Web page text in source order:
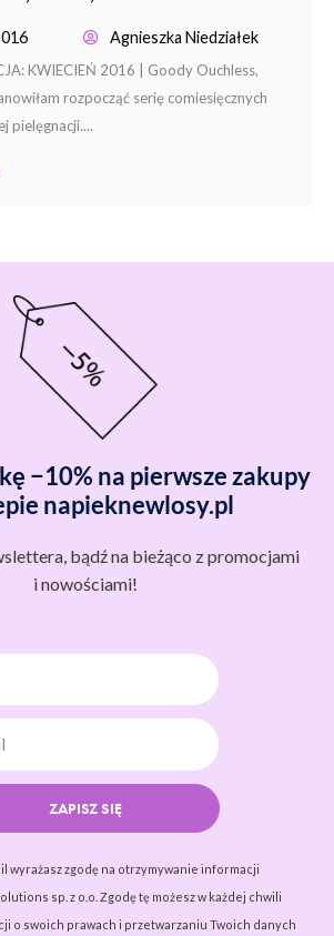
Agnieszka Niedziałek
KWIECIEŃ 2016 | Goody Ouchless,
rozpocząć serię comiesięcznych
pielęgnacji....
−10% na pierwsze zakupy
napieknewlosy.pl
bądź na bieżąco z promocjami
i nowościami!
ZAPISZ SIĘ
wyrażasz zgodę na otrzymywanie informacji
sp. z o.o. Zgodę tę możesz w każdej chwili
o swoich prawach i przetwarzaniu Twoich danych